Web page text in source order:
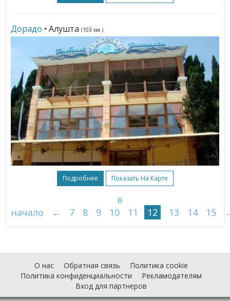
Дорадо • Алушта (103 км.)
Подробнее Показать На Карте
в
начало
← 7 8 9 10 11 12 13 14 15
О нас Обратная связь
Политика cookie
Политика конфиденциальности
Рекламодателям
Вход для партнеров